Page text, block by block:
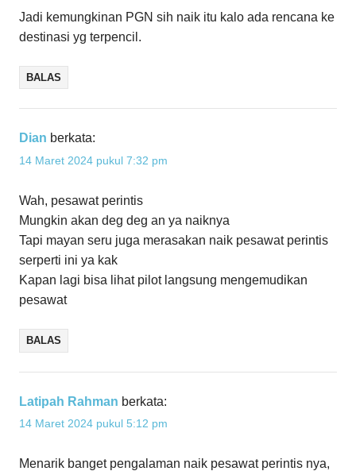
Jadi kemungkinan PGN sih naik itu kalo ada rencana ke
destinasi yg terpencil.
BALAS
Dian berkata:
14 Maret 2024 pukul 7:32 pm
Wah, pesawat perintis
Mungkin akan deg deg an ya naiknya
Tapi mayan seru juga merasakan naik pesawat perintis
serperti ini ya kak
Kapan lagi bisa lihat pilot langsung mengemudikan
pesawat
BALAS
Latipah Rahman berkata:
14 Maret 2024 pukul 5:12 pm
Menarik banget pengalaman naik pesawat perintis nya,